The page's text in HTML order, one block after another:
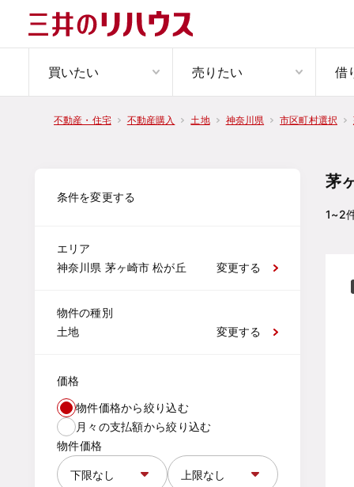
買いたい 売りたい 借
不動産・住宅 不動産購入 土地 神奈川県 市区町村選択
条件を変更する
エリア
神奈川県 茅ヶ崎市 松が丘
変更する
物件の種別
土地
変更する
価格
物件価格から絞り込む
月々の支払額から絞り込む
物件価格
茅
1~2